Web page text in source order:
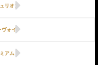
リオン
ォイ
アム